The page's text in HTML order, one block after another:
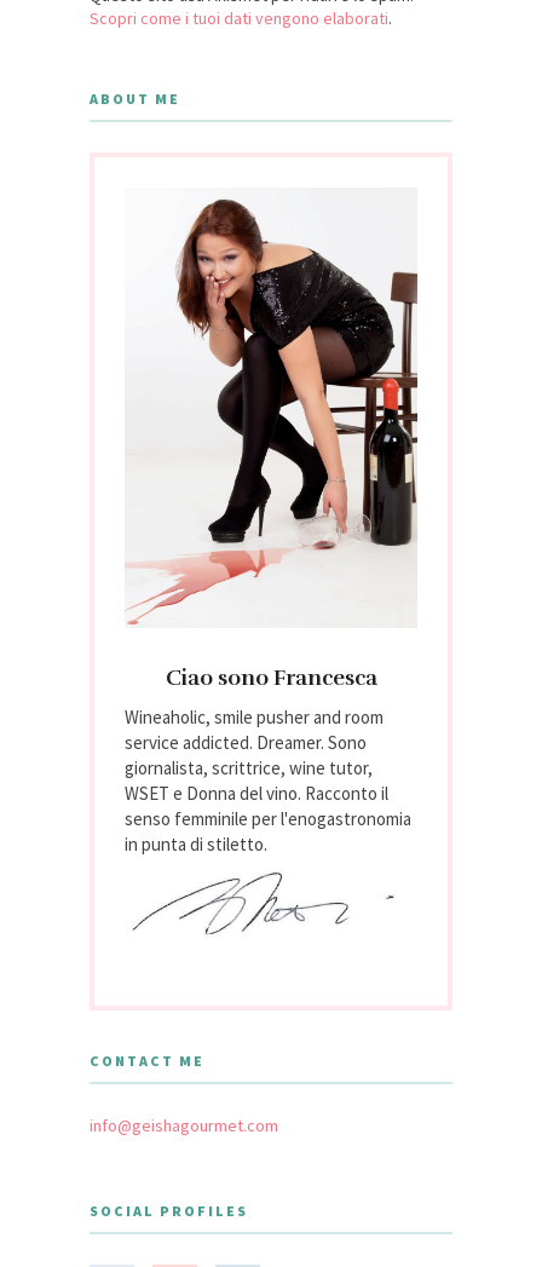
Scopri come i tuoi dati vengono elaborati.
ABOUT ME
Ciao sono Francesca
Wineaholic, smile pusher and room
service addicted. Dreamer. Sono
giornalista, scrittrice, wine tutor,
WSET e Donna del vino. Racconto il
senso femminile per l'enogastronomia
in punta di stiletto.
CONTACT ME
info@geishagourmet.com
SOCIAL PROFILES